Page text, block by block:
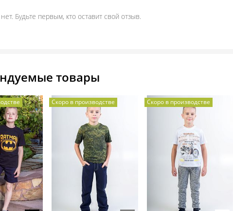
Будьте первым, кто оставит свой отзыв.
товары
Скоро в производстве Скоро в производстве